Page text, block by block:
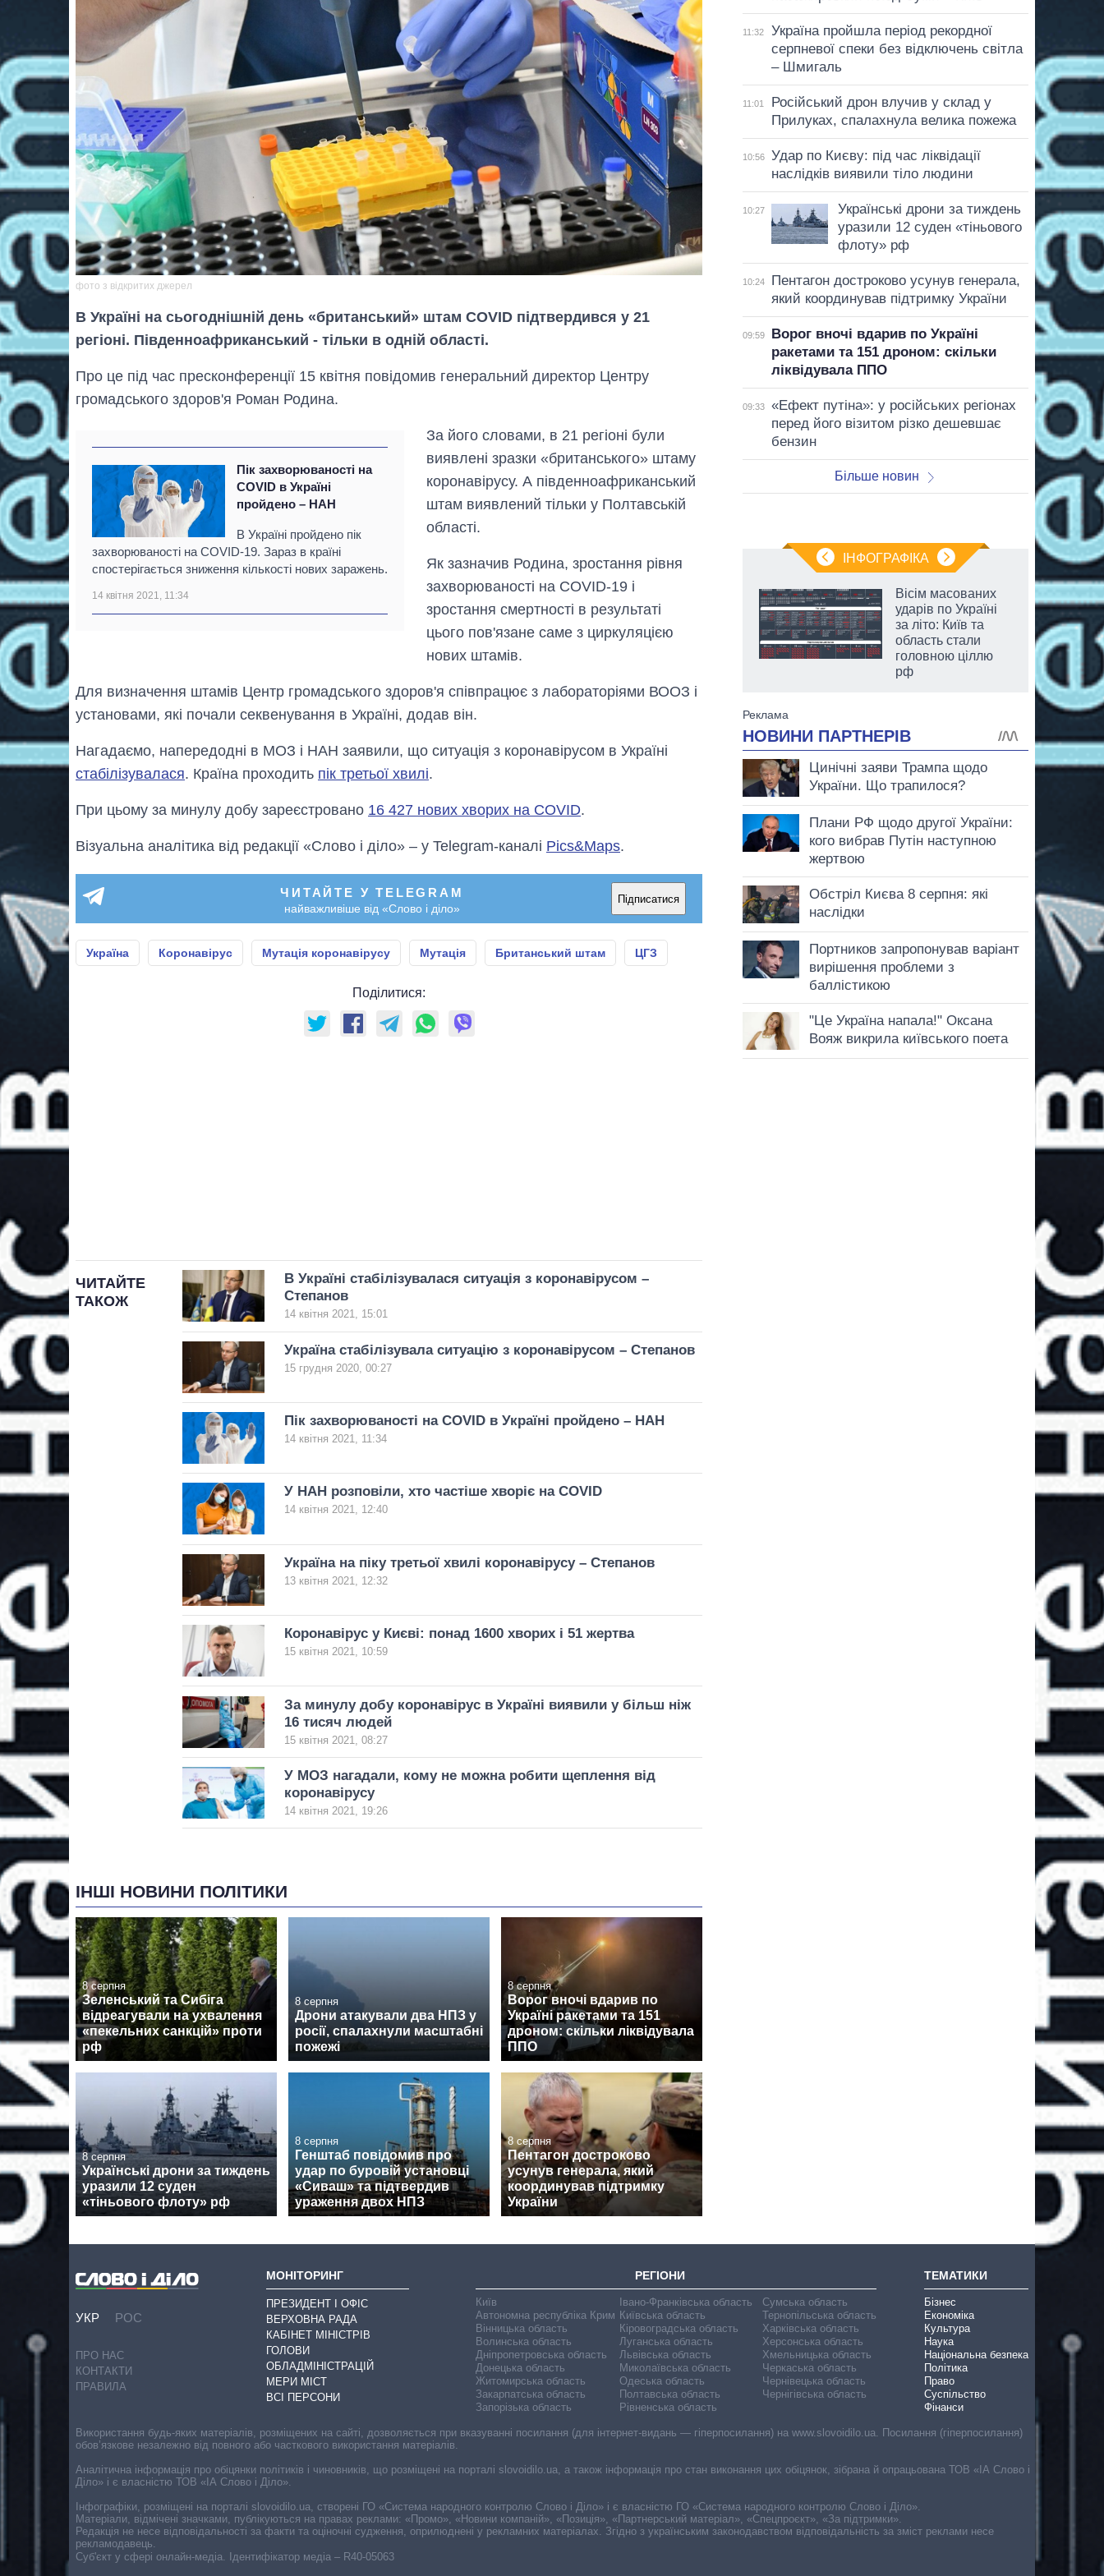
фото з відкритих джерел
В Україні на сьогоднішній день «британський» штам COVID підтвердився у 21
регіоні. Південноафриканський - тільки в одній області.
Про це під час пресконференції 15 квітня повідомив генеральний директор Центру
громадського здоров'я Роман Родина.
Пік захворюваності на
COVID в Україні
пройдено – НАН
В Україні пройдено пік
захворюваності на COVID-19. Зараз в країні
спостерігається зниження кількості нових заражень.
14 квітня 2021, 11:34
За його словами, в 21 регіоні були
виявлені зразки «британського» штаму
коронавірусу. А південноафриканський
штам виявлений тільки у Полтавській
області.
Як зазначив Родина, зростання рівня
захворюваності на COVID-19 і
зростання смертності в результаті
цього пов'язане саме з циркуляцією
нових штамів.
Для визначення штамів Центр громадського здоров'я співпрацює з лабораторіями ВООЗ і
установами, які почали секвенування в Україні, додав він.
Нагадаємо, напередодні в МОЗ і НАН заявили, що ситуація з коронавірусом в Україні
стабілізувалася. Країна проходить пік третьої хвилі.
При цьому за минулу добу зареєстровано 16 427 нових хворих на COVID.
Візуальна аналітика від редакції «Слово і діло» – у Telegram-каналі Pics&Maps.
ЧИТАЙТЕ У TELEGRAM
найважливіше від «Слово і діло»
Підписатися
Україна Коронавірус Мутація коронавірусу Мутація Британський штам ЦГЗ
Поділитися:
ЧИТАЙТЕ
ТАКОЖ
В Україні стабілізувалася ситуація з коронавірусом –
Степанов
14 квітня 2021, 15:01
Україна стабілізувала ситуацію з коронавірусом – Степанов
15 грудня 2020, 00:27
Пік захворюваності на COVID в Україні пройдено – НАН
14 квітня 2021, 11:34
У НАН розповіли, хто частіше хворіє на COVID
14 квітня 2021, 12:40
Україна на піку третьої хвилі коронавірусу – Степанов
13 квітня 2021, 12:32
Коронавірус у Києві: понад 1600 хворих і 51 жертва
15 квітня 2021, 10:59
За минулу добу коронавірус в Україні виявили у більш ніж
16 тисяч людей
15 квітня 2021, 08:27
У МОЗ нагадали, кому не можна робити щеплення від
коронавірусу
14 квітня 2021, 19:26
ІНШІ НОВИНИ ПОЛІТИКИ
8 серпня
Зеленський та Сибіга
відреагували на ухвалення
«пекельних санкцій» проти
рф
8 серпня
Дрони атакували два НПЗ у
росії, спалахнули масштабні
пожежі
8 серпня
Ворог вночі вдарив по
Україні ракетами та 151
дроном: скільки ліквідувала
ППО
8 серпня
Українські дрони за тиждень
уразили 12 суден
«тіньового флоту» рф
8 серпня
Генштаб повідомив про
удар по буровій установці
«Сиваш» та підтвердив
ураження двох НПЗ
8 серпня
Пентагон достроково
усунув генерала, який
координував підтримку
України
11:32
Україна пройшла період рекордної
серпневої спеки без відключень світла
– Шмигаль
11:01
Російський дрон влучив у склад у
Прилуках, спалахнула велика пожежа
10:56
Удар по Києву: під час ліквідації
наслідків виявили тіло людини
10:27
Українські дрони за тиждень
уразили 12 суден «тіньового
флоту» рф
10:24
Пентагон достроково усунув генерала,
який координував підтримку України
09:59
Ворог вночі вдарив по Україні
ракетами та 151 дроном: скільки
ліквідувала ППО
09:33
«Ефект путіна»: у російських регіонах
перед його візитом різко дешевшає
бензин
Більше новин
ІНФОГРАФІКА
Дефіцит пам’яті:
як зріс попит на
чипи за останні
роки і що
Вісім масованих
ударів по Україні
за літо: Київ та
область стали
головною ціллю
рф
УКР РОС
ПРО НАС
КОНТАКТИ
ПРАВИЛА
МОНІТОРИНГ
ПРЕЗИДЕНТ І ОФІС
ВЕРХОВНА РАДА
КАБІНЕТ МІНІСТРІВ
ГОЛОВИ
ОБЛАДМІНІСТРАЦІЙ
МЕРИ МІСТ
ВСІ ПЕРСОНИ
РЕГІОНИ
Київ
Автономна республіка Крим
Вінницька область
Волинська область
Дніпропетровська область
Донецька область
Житомирська область
Закарпатська область
Запорізька область
Івано-Франківська область
Київська область
Кіровоградська область
Луганська область
Львівська область
Миколаївська область
Одеська область
Полтавська область
Рівненська область
Сумська область
Тернопільська область
Харківська область
Херсонська область
Хмельницька область
Черкаська область
Чернівецька область
Чернігівська область
ТЕМАТИКИ
Бізнес
Економіка
Культура
Наука
Національна безпека
Політика
Право
Суспільство
Фінанси
Cуб'єкт у сфері онлайн-медіа. Ідентифікатор медіа – R40-05063
Використання будь-яких матеріалів, розміщених на сайті, дозволяється при вказуванні посилання (для інтернет-видань — гіперпосилання) на www.slovoidilo.ua. Посилання (гіперпосилання)
обов’язкове незалежно від повного або часткового використання матеріалів.
Аналітична інформація про обіцянки політиків і чиновників, що розміщені на порталі slovoidilo.ua, а також інформація про стан виконання цих обіцянок, зібрана й опрацьована ТОВ «ІА Слово і
Діло» і є власністю ТОВ «ІА Слово і Діло».
Інфографіки, розміщені на порталі slovoidilo.ua, створені ГО «Система народного контролю Слово і Діло» і є власністю ГО «Система народного контролю Слово і Діло».
Матеріали, відмічені значками, публікуються на правах реклами: «Промо», «Новини компаній», «Позиція», «Партнерський матеріал», «Спецпроєкт», «За підтримки».
Редакція не несе відповідальності за факти та оціночні судження, оприлюднені у рекламних матеріалах. Згідно з українським законодавством відповідальність за зміст реклами несе
рекламодавець.